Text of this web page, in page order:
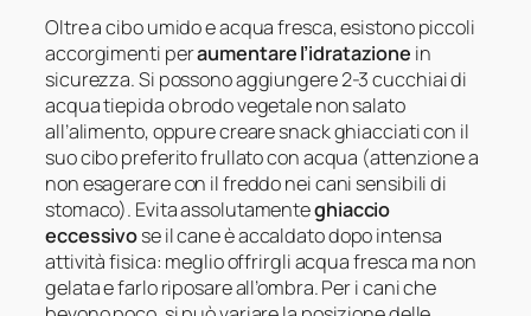
Oltre a cibo umido e acqua fresca, esistono piccoli
accorgimenti peraumentare l’idratazione in
sicurezza. Si possono aggiungere 2-3 cucchiai di
acqua tiepida o brodo vegetale non salato
all’alimento, oppure creare snack ghiacciati con il
suo cibo preferito frullato con acqua (attenzione a
non esagerare con il freddo nei cani sensibili di
stomaco). Evita assolutamenteghiaccio
eccessivose il cane è accaldato dopo intensa
attività fisica: meglio offrirgli acqua fresca ma non
gelata e farlo riposare all’ombra. Per i cani che